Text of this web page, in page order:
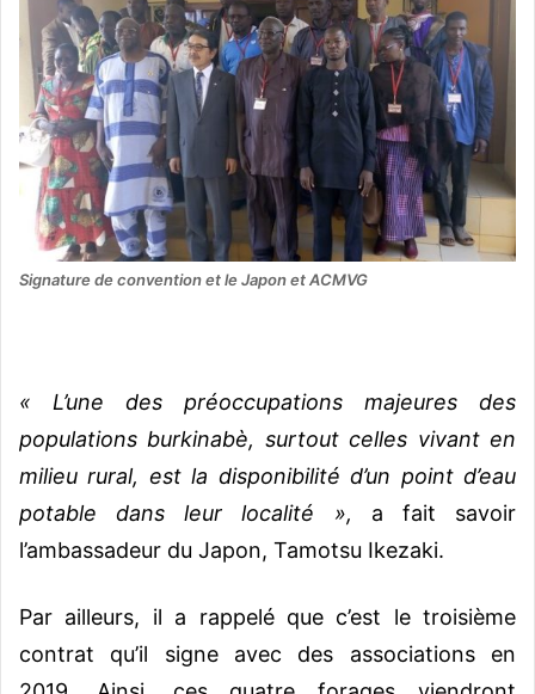
Signature de convention et le Japon et ACMVG
« L’une des préoccupations majeures des
populations burkinabè, surtout celles vivant en
milieu rural, est la disponibilité d’un point d’eau
potable dans leur localité », a fait savoir
l’ambassadeur du Japon, Tamotsu Ikezaki.
Par ailleurs, il a rappelé que c’est le troisième
contrat qu’il signe avec des associations en